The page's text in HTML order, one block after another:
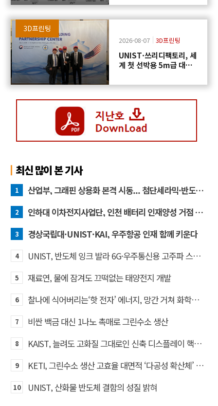
3D프린팅
2026-08-07 3D프린팅
UNIST·쓰리디팩토리, 세
계 첫 선박용 5m급 대형
최신 많이 본 기사
1 산업부, 그래핀 상용화 본격 시동... 첨단세라믹·반도체 방열소재 시장 확대 기대
2 인하대 이차전지사업단, 인천 배터리 인재양성 거점 역할 강화
3 경상국립대·UNIST·KAI, 우주항공 인재 함께 키운다
4 UNIST, 반도체 잉크 발라 6G·우주통신용 고주파 스위치 만든다
5 재료연, 물에 잠겨도 끄떡없는 태양전지 개발
6 찰나에 식어버리는‘핫 전자’ 에너지, 망간 거쳐 화학반응에 쓴다
7 비싼 백금 대신 1나노 촉매로 그린수소 생산
8 KAIST, 늘려도 고화질 그대로인 신축 디스플레이 핵심기술 개발​
9 KETI, 그린수소 생산 고효율 대면적 ‘다공성 확산체’ 개발
10 UNIST, 산화물 반도체 결함의 성질 밝혀